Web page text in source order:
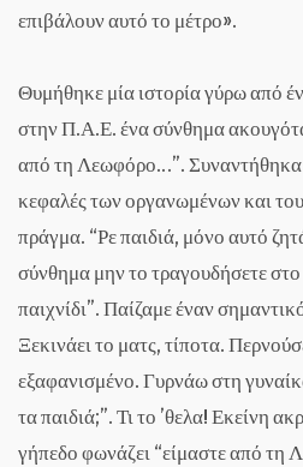
επιβάλουν αυτό το μέτρο».
Θυμήθηκε μία ιστορία γύρω από
στην Π.Α.Ε. ένα σύνθημα
από τη Λεωφόρο…”. Συναντήθηκα
κεφαλές των οργανωμένων και
πράγμα. “Ρε παιδιά, μόνο αυτό
σύνθημα μην το τραγουδήσετε
παιχνίδι”. Παίζαμε έναν
Ξεκινάει το ματς, τίποτα.
εξαφανισμένο. Γυρνάω στη
τα παιδιά;”. Τι το ’θελα! Εκείνη
γήπεδο φωνάζει “είμαστε από τη